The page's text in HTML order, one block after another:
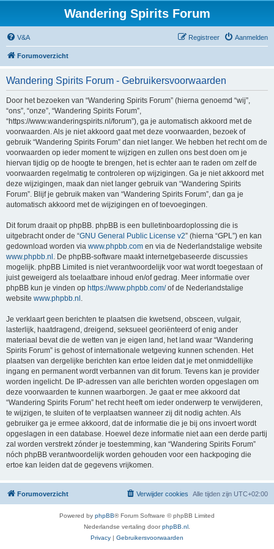
Wandering Spirits Forum
V&A Aanmelden
Registreer
Forumoverzicht
Wandering Spirits Forum - Gebruikersvoorwaarden
Door het bezoeken van “Wandering Spirits Forum” (hierna genoemd “wij”,
“ons”, “onze”, “Wandering Spirits Forum”,
“https://www.wanderingspirits.nl/forum”), ga je automatisch akkoord met de
voorwaarden. Als je niet akkoord gaat met deze voorwaarden, bezoek of
gebruik “Wandering Spirits Forum” dan niet langer. We hebben het recht om de
voorwaarden op ieder moment te wijzigen en zullen ons best doen om je
hiervan tijdig op de hoogte te brengen, het is echter aan te raden om zelf de
voorwaarden regelmatig te controleren op wijzigingen. Ga je niet akkoord met
deze wijzigingen, maak dan niet langer gebruik van “Wandering Spirits
Forum”. Blijf je gebruik maken van “Wandering Spirits Forum”, dan ga je
automatisch akkoord met de wijzigingen en of toevoegingen.
Dit forum draait op phpBB. phpBB is een bulletinboardoplossing die is
uitgebracht onder de “GNU General Public License v2” (hierna “GPL”) en kan
gedownload worden via www.phpbb.com en via de Nederlandstalige website
www.phpbb.nl . De phpBB-software maakt internetgebaseerde discussies
mogelijk. phpBB Limited is niet verantwoordelijk voor wat wordt toegestaan of
juist geweigerd als toelaatbare inhoud en/of gedrag. Meer informatie over
phpBB kun je vinden op https://www.phpbb.com/of de Nederlandstalige
website www.phpbb.nl .
Je verklaart geen berichten te plaatsen die kwetsend, obsceen, vulgair,
lasterlijk, haatdragend, dreigend, seksueel georiënteerd of enig ander
materiaal bevat die de wetten van je eigen land, het land waar “Wandering
Spirits Forum” is gehost of internationale wetgeving kunnen schenden. Het
plaatsen van dergelijke berichten kan ertoe leiden dat je met onmiddellijke
ingang en permanent wordt verbannen van dit forum. Tevens kan je provider
worden ingelicht. De IP-adressen van alle berichten worden opgeslagen om
deze voorwaarden te kunnen waarborgen. Je gaat er mee akkoord dat
“Wandering Spirits Forum” het recht heeft om ieder onderwerp te verwijderen,
te wijzigen, te sluiten of te verplaatsen wanneer zij dit nodig achten. Als
gebruiker ga je ermee akkoord, dat de informatie die je bij ons invoert wordt
opgeslagen in een database. Hoewel deze informatie niet aan een derde partij
zal worden verstrekt zónder je toestemming, kan “Wandering Spirits Forum”
nóch phpBB verantwoordelijk worden gehouden voor een hackpoging die
ertoe kan leiden dat de gegevens vrijkomen.
Forumoverzicht Alle tijden zijn UTC+02:00
Verwijder cookies
Powered by phpBB® Forum Software © phpBB Limited
Nederlandse vertaling doorphpBB.nl
Privacy | Gebruikersvoorwaarden